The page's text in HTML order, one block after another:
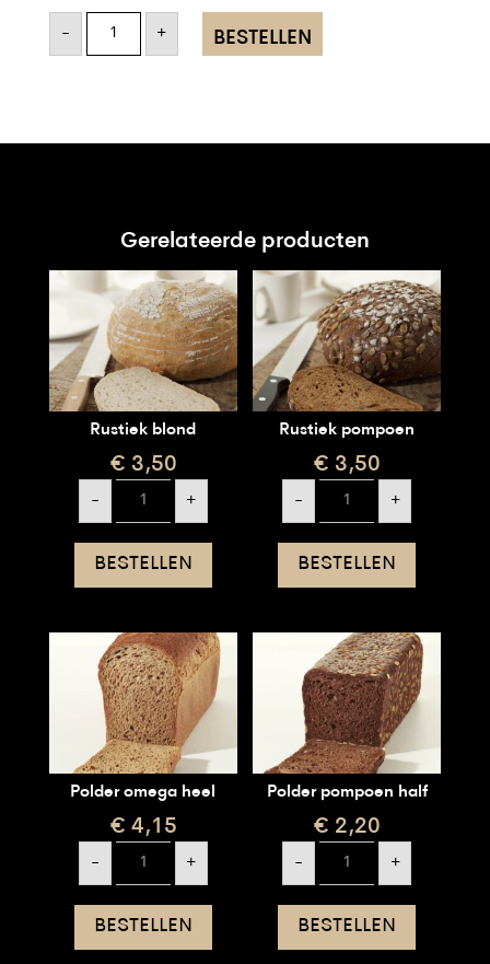
-
Roomboter
croissant
+ BESTELLEN
Gerelateerde producten
Rustiek blond
€ 3,50
-
blond
aantal
+
BESTELLEN
Rustiek pompoen
€ 3,50
-
pompoen
aantal
+
BESTELLEN
Polder omega heel
€ 4,15
-
omega
heel
aantal
+
BESTELLEN
Polder pompoen half
€ 2,20
-
pompoen
half
aantal
+
BESTELLEN